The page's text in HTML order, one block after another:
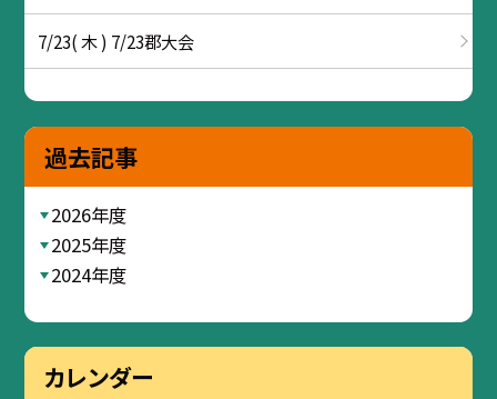
7/23( 木 ) 7/23郡大会
過去記事
2026年度
2025年度
2024年度
カレンダー